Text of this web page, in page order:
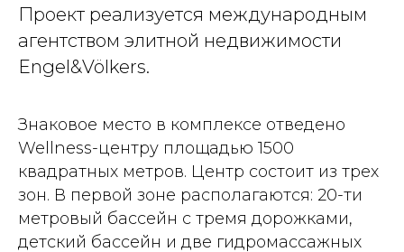
Проект реализуется международным
агентством элитной недвижимости
Engel&Völkers.
Знаковое место в комплексе отведено
Wellness-центру площадью 1500
квадратных метров. Центр состоит из трех
зон. В первой зоне располагаются: 20-ти
метровый бассейн с тремя дорожками,
детский бассейн и две гидромассажных